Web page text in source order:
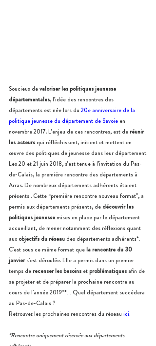
Soucieux de valoriser les politiques jeunesse
départementales, l’idée des rencontres des
départements est née lors du 20e anniversaire de la
politique jeunesse du département de Savoie en
novembre 2017. L’enjeu de ces rencontres, est de réunir
les acteurs qui réfléchissent, initient et mettent en
œuvre des politiques de jeunesse dans leur département.
Les 20 et 21 juin 2018, s’est tenue à l’invitation du Pas-
de-Calais, la première rencontre des départements à
Arras. De nombreux départements adhérents étaient
présents . Cette “première rencontre nouveau format”, a
permis aux départements présents, de découvrir les
politiques jeunesse mises en place par le département
accueillant, de mener notamment des réflexions quant
aux objectifs du réseau des départements adhérents*.
C’est sous ce même format que la rencontre du 30
janvier s’est déroulée. Elle a permis dans un premier
temps de recenser les besoins et problématiques afin de
se projeter et de préparer la prochaine rencontre au
cours de l’année 2019**… Quel département succédera
au Pas-de-Calais ?
Retrouvez les prochaines rencontres du réseau ici.
*Rencontre uniquement réservée aux départements